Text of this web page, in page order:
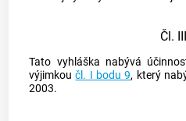
Čl. III
Tato vyhláška nabývá
výjimkoučl. I bodu 9, který
2003.